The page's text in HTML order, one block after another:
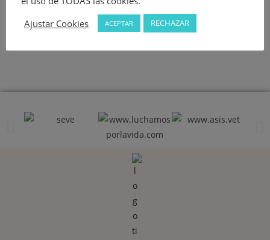
Ajustar Cookies
ACEPTAR RECHAZAR